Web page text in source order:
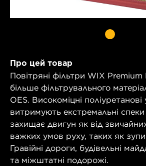
Про цей товар
Повітряні фільтри WIX Premium
більше фільтрувального
OES. Високоміцні
витримують екстремальні
захищає двигун як від
важких умов руху, таких як
Гравійні дороги, будівельні
та міжштатні подорожі.